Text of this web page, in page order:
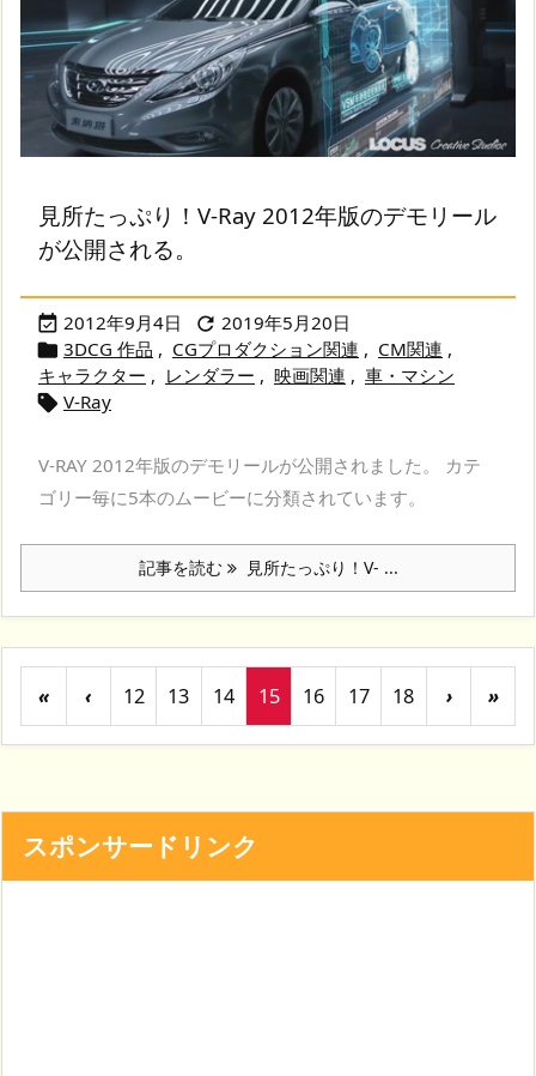
見所たっぷり！V-Ray 2012年版のデモリール
が公開される。
 2012年9月4日  2019年5月20日
 3DCG 作品 , CGプロダクション関連 , CM関連 ,
キャラクター , レンダラー , 映画関連 , 車・マシン
 V-Ray
V-RAY 2012年版のデモリールが公開されました。 カテ
ゴリー毎に5本のムービーに分類されています。
記事を読む 見所たっぷり！V- ...
« ‹ 12 13 14 15 16 17 18 › »
スポンサードリンク